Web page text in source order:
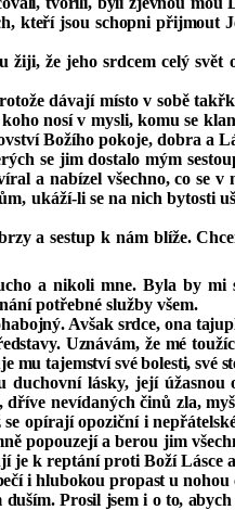
kteří jsou schopni
že jeho srdcem celý
dávají místo v sobě
nosí v mysli, komu se
Božího pokoje, dobra a
se jim dostalo mým
a nabízel všechno, co se v
ukáží‑li se na nich bytosti
a sestup k nám blíže.
a nikoli mne. Byla by
potřebné služby všem.
Avšak srdce, ona
Uznávám, že mé
mu tajemství své bolesti, své
duchovní lásky, její úžasnou
nevídaných činů zla,
opírají opoziční i
popouzejí a berou jim
je k reptání proti Boží Lásce
i hlubokou propast u nohou
Prosil jsem i o to,